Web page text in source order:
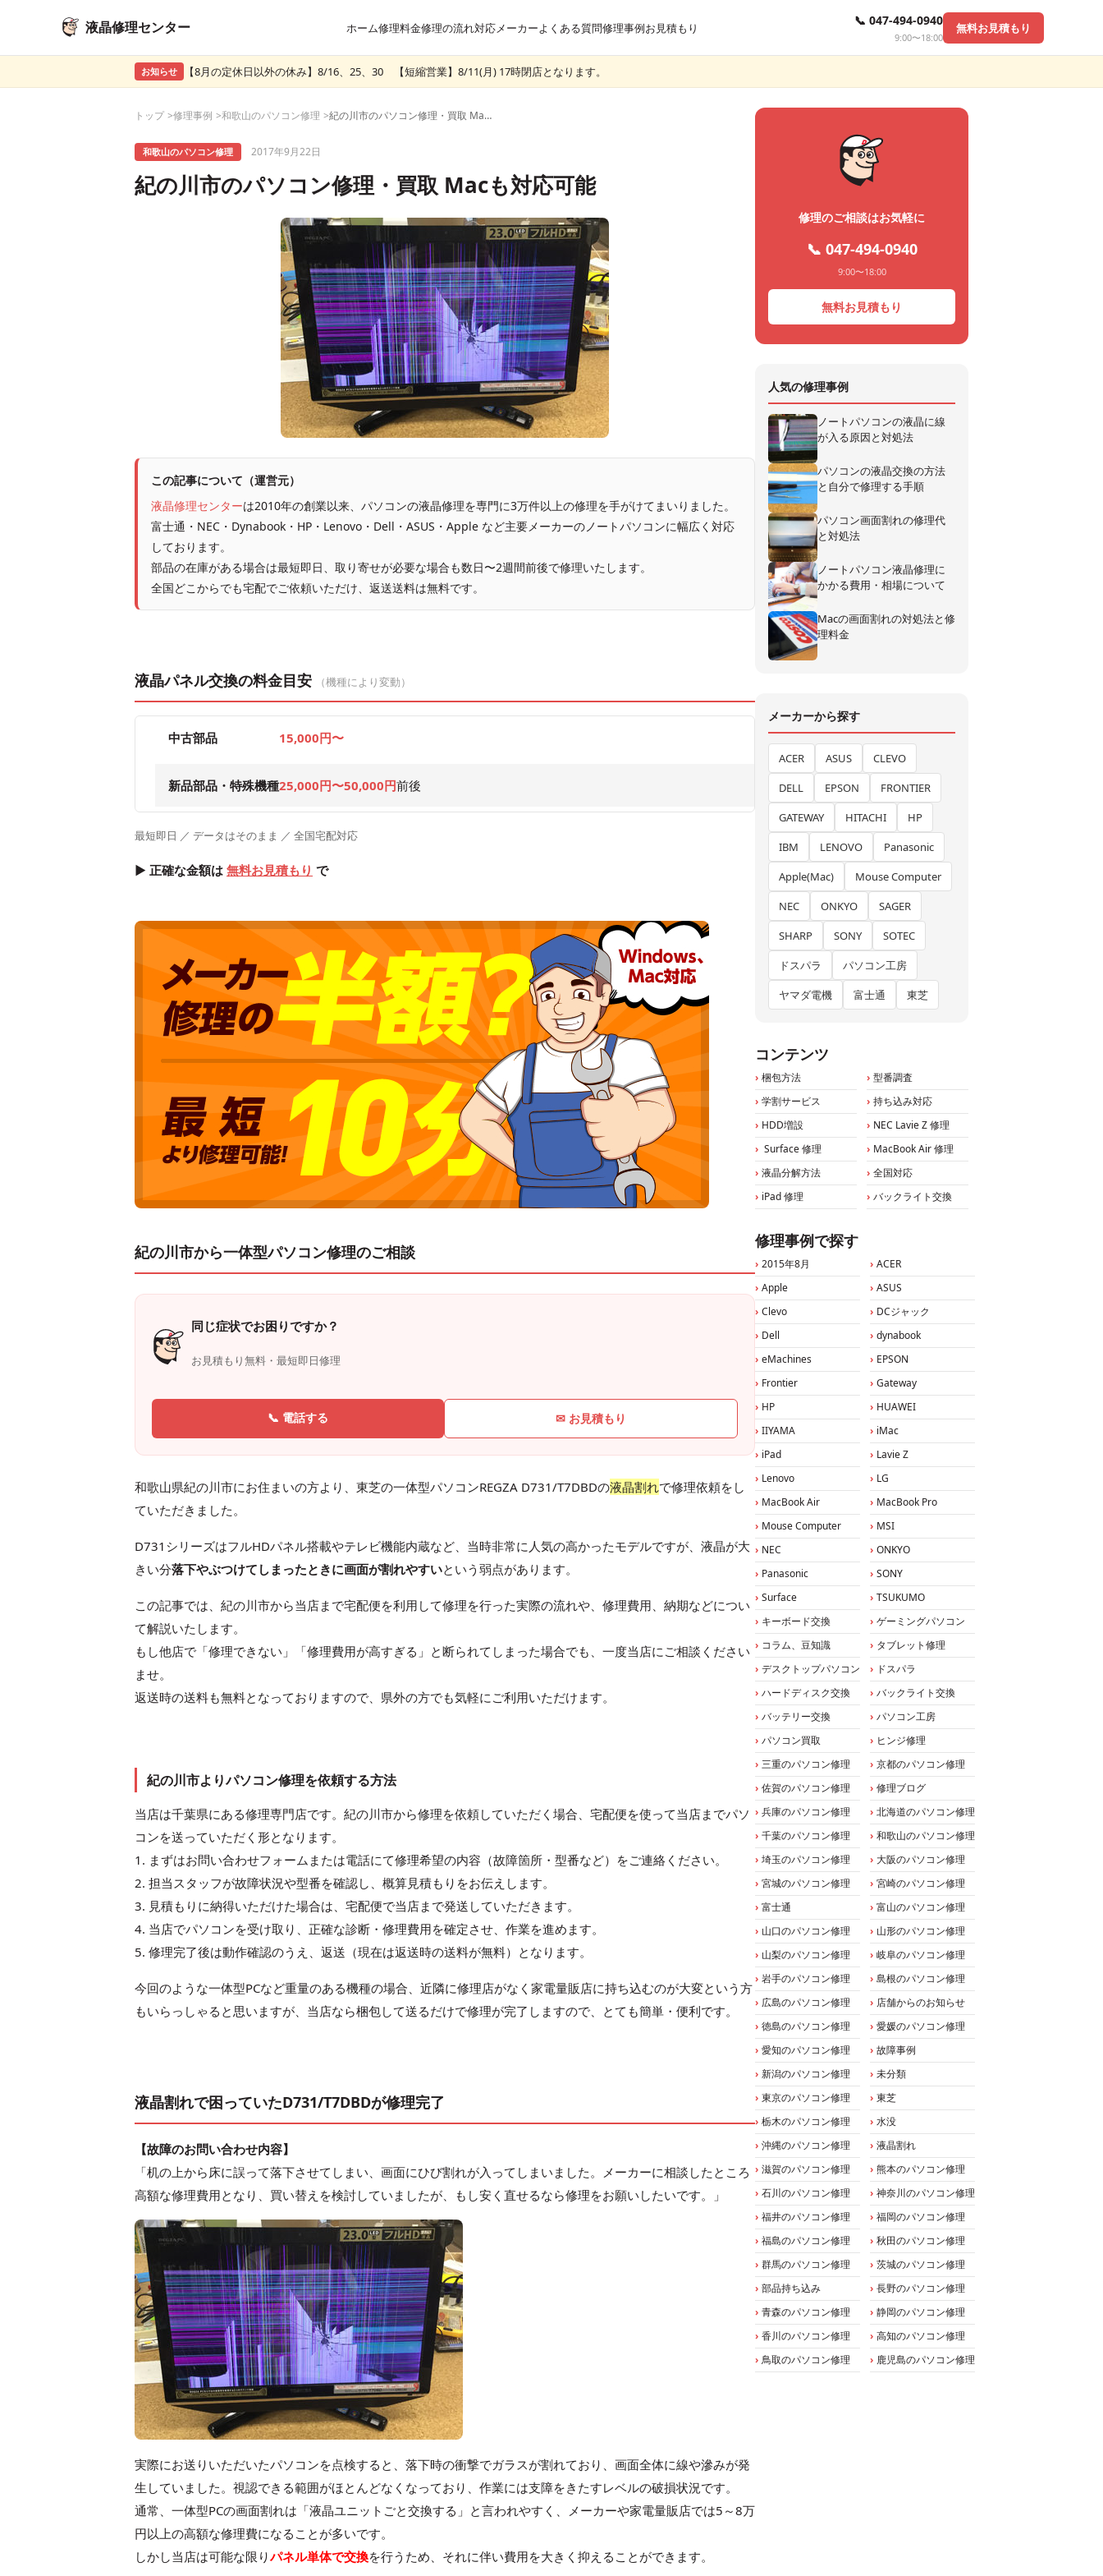
液晶修理センター ホーム修理料金修理の流れ対応メーカーよくある質問修理事例お見積もり 📞 047-494-0940
9:00〜18:00
無料お見積もり
お知らせ 【8月の定休日以外の休み】8/16、25、30 【短縮営業】8/11(月) 17時閉店となります。
トップ 修理事例 和歌山のパソコン修理 紀の川市のパソコン修理・買取 Macも対応可能
和歌山のパソコン修理 2017年9月22日
紀の川市のパソコン修理・買取 Macも対応可能
この記事について（運営元）
液晶修理センターは2010年の創業以来、パソコンの液晶修理を専門に3万件以上の修理を手がけてまいりました。
富士通・NEC・Dynabook・HP・Lenovo・Dell・ASUS・Apple など主要メーカーのノートパソコンに幅広く対応
しております。
部品の在庫がある場合は最短即日、取り寄せが必要な場合も数日〜2週間前後で修理いたします。
全国どこからでも宅配でご依頼いただけ、返送送料は無料です。
液晶パネル交換の料金目安 （機種により変動）
中古部品 15,000円〜
新品部品・特殊機種25,000円〜50,000円前後
最短即日 ／ データはそのまま ／ 全国宅配対応
▶ 正確な金額は 無料お見積もり で
紀の川市から一体型パソコン修理のご相談
同じ症状でお困りですか？
お見積もり無料・最短即日修理
📞 電話する ✉ お見積もり
和歌山県紀の川市にお住まいの方より、東芝の一体型パソコンREGZA D731/T7DBDの液晶割れで修理依頼をし
ていただきました。
D731シリーズはフルHDパネル搭載やテレビ機能内蔵など、当時非常に人気の高かったモデルですが、液晶が大
きい分落下やぶつけてしまったときに画面が割れやすいという弱点があります。
この記事では、紀の川市から当店まで宅配便を利用して修理を行った実際の流れや、修理費用、納期などについ
て解説いたします。
もし他店で「修理できない」「修理費用が高すぎる」と断られてしまった場合でも、一度当店にご相談ください
ませ。
返送時の送料も無料となっておりますので、県外の方でも気軽にご利用いただけます。
紀の川市よりパソコン修理を依頼する方法
当店は千葉県にある修理専門店です。紀の川市から修理を依頼していただく場合、宅配便を使って当店までパソ
コンを送っていただく形となります。
1. まずはお問い合わせフォームまたは電話にて修理希望の内容（故障箇所・型番など）をご連絡ください。
2. 担当スタッフが故障状況や型番を確認し、概算見積もりをお伝えします。
3. 見積もりに納得いただけた場合は、宅配便で当店まで発送していただきます。
4. 当店でパソコンを受け取り、正確な診断・修理費用を確定させ、作業を進めます。
5. 修理完了後は動作確認のうえ、返送（現在は返送時の送料が無料）となります。
今回のような一体型PCなど重量のある機種の場合、近隣に修理店がなく家電量販店に持ち込むのが大変という方
もいらっしゃると思いますが、当店なら梱包して送るだけで修理が完了しますので、とても簡単・便利です。
液晶割れで困っていたD731/T7DBDが修理完了
【故障のお問い合わせ内容】
「机の上から床に誤って落下させてしまい、画面にひび割れが入ってしまいました。メーカーに相談したところ
高額な修理費用となり、買い替えを検討していましたが、もし安く直せるなら修理をお願いしたいです。」
実際にお送りいただいたパソコンを点検すると、落下時の衝撃でガラスが割れており、画面全体に線や滲みが発
生していました。視認できる範囲がほとんどなくなっており、作業には支障をきたすレベルの破損状況です。
通常、一体型PCの画面割れは「液晶ユニットごと交換する」と言われやすく、メーカーや家電量販店では5～8万
円以上の高額な修理費になることが多いです。
しかし当店は可能な限りパネル単体で交換を行うため、それに伴い費用を大きく抑えることができます。
修理のご相談はお気軽に
📞 047-494-0940
9:00〜18:00
無料お見積もり
人気の修理事例
ノートパソコンの液晶に線
が入る原因と対処法
パソコンの液晶交換の方法
と自分で修理する手順
パソコン画面割れの修理代
と対処法
ノートパソコン液晶修理に
かかる費用・相場について
Macの画面割れの対処法と修
理料金
メーカーから探す
ACER ASUS
CLEVO
DELL
EPSON
FRONTIER
GATEWAY
HITACHI
HP
IBM
LENOVO
Panasonic
Apple(Mac)
Mouse Computer
NEC
ONKYO
SAGER
SHARP
SONY
SOTEC
ドスパラ
パソコン工房
ヤマダ電機
富士通 東芝
コンテンツ
梱包方法
型番調査
学割サービス
持ち込み対応
HDD増設
NEC Lavie Z 修理
Surface 修理
MacBook Air 修理
液晶分解方法
全国対応
iPad 修理
バックライト交換
修理事例で探す
2015年8月
ACER
Apple
ASUS
Clevo
DCジャック
Dell
dynabook
eMachines
EPSON
Frontier
Gateway
HP
HUAWEI
IIYAMA
iMac
iPad
Lavie Z
Lenovo
LG
MacBook Air
MacBook Pro
Mouse Computer
MSI
NEC
ONKYO
Panasonic
SONY
Surface
TSUKUMO
キーボード交換
ゲーミングパソコン
コラム、豆知識
タブレット修理
デスクトップパソコン
ドスパラ
ハードディスク交換
バックライト交換
バッテリー交換
パソコン工房
パソコン買取
ヒンジ修理
三重のパソコン修理
京都のパソコン修理
佐賀のパソコン修理
修理ブログ
兵庫のパソコン修理
北海道のパソコン修理
千葉のパソコン修理
和歌山のパソコン修理
埼玉のパソコン修理
大阪のパソコン修理
宮城のパソコン修理
宮崎のパソコン修理
富士通
富山のパソコン修理
山口のパソコン修理
山形のパソコン修理
山梨のパソコン修理
岐阜のパソコン修理
岩手のパソコン修理
島根のパソコン修理
広島のパソコン修理
店舗からのお知らせ
徳島のパソコン修理
愛媛のパソコン修理
愛知のパソコン修理
故障事例
新潟のパソコン修理
未分類
東京のパソコン修理
東芝
栃木のパソコン修理
水没
沖縄のパソコン修理
液晶割れ
滋賀のパソコン修理
熊本のパソコン修理
石川のパソコン修理
神奈川のパソコン修理
福井のパソコン修理
福岡のパソコン修理
福島のパソコン修理
秋田のパソコン修理
群馬のパソコン修理
茨城のパソコン修理
部品持ち込み
長野のパソコン修理
青森のパソコン修理
静岡のパソコン修理
香川のパソコン修理
高知のパソコン修理
鳥取のパソコン修理
鹿児島のパソコン修理